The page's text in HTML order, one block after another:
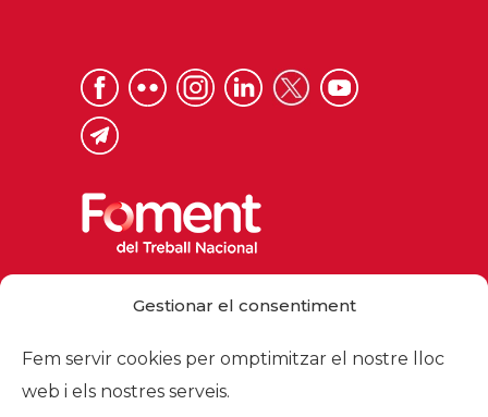
Gestionar el consentiment
Fem servir cookies per omptimitzar el nostre lloc
web i els nostres serveis.
foment@foment.com